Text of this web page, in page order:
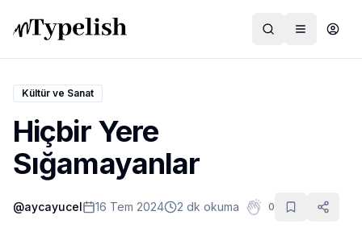
Dünya
Film ve Dizi
Kültür ve Sanat
Kültür ve Sanat
Hiçbir Yere
Sığamayanlar
@aycayucel 16 Tem 2024 2 dk okuma 0